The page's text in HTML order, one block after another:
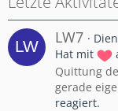
LW7
Hat mit
Quittung
gerade
reagiert.